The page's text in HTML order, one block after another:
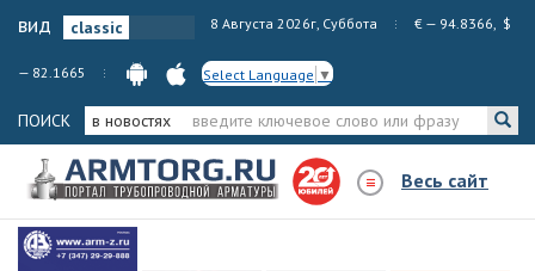
вид 8 Августа 2026г, Суббота € — 94.8366, $
— 82.1665 Select Language ▼
ПОИСК в новостях
Весь сайт